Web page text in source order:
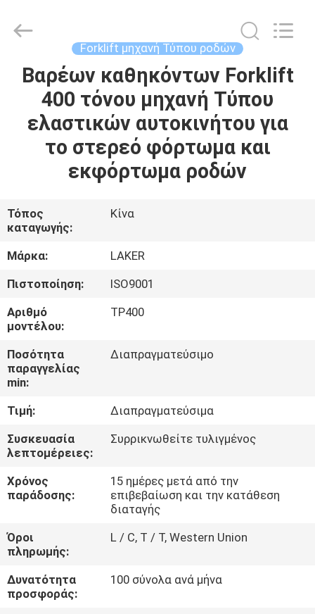
ΑΡΧΙΚΉ
ΣΕΛΊΔΑ
ΠΡΟΪΌΝΤΑ
ΜΕ
ΕΜΆΣ
ΓΎΡΟΣ
ΕΡΓΟΣΤΑΣΊΩΝ
ΠΟΙΟΤΙΚΌΣ
ΈΛΕΓΧΟΣ
ΕΠΑΦΉ
ΝΈΑ
SITEMAP
ΠΟΛΙΤΙΚΉ
ΑΠΟΡΡΉΤΟΥ
CO.,LIMITED.
Forklift μηχανή Τύπου ροδών
Βαρέων καθηκόντων Forklift
400 τόνου μηχανή Τύπου
ελαστικών αυτοκινήτου για
το στερεό φόρτωμα και
εκφόρτωμα ροδών
Τόπος
καταγωγής:
Κίνα
Μάρκα:
LAKER
Πιστοποίηση:
ISO9001
Αριθμό
μοντέλου:
TP400
Ποσότητα
παραγγελίας
min:
Διαπραγματεύσιμο
Τιμή:
Διαπραγματεύσιμα
Συσκευασία
λεπτομέρειες:
Συρρικνωθείτε τυλιγμένος
Χρόνος
παράδοσης:
15 ημέρες μετά από την
επιβεβαίωση και την κατάθεση
διαταγής
Όροι
πληρωμής:
L / C, T / T, Western Union
Δυνατότητα
προσφοράς:
100 σύνολα ανά μήνα